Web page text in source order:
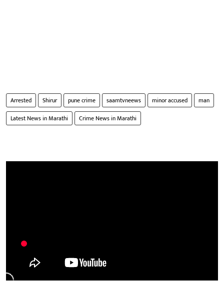
Arrested Shirur pune crime saamtvneews minor accused
man
Latest News in Marathi
Crime News in Marathi